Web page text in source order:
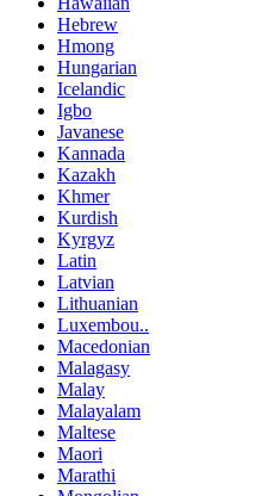
Hebrew
Hmong
Hungarian
Icelandic
Igbo
Javanese
Kannada
Kazakh
Khmer
Kurdish
Kyrgyz
Latin
Latvian
Lithuanian
Luxembou..
Macedonian
Malagasy
Malay
Malayalam
Maltese
Maori
Marathi